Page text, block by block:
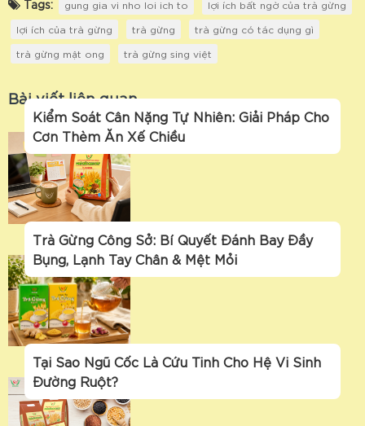
Tags: gung gia vi nho loi ich to
lợi ích bất ngờ của trà gừng
lợi ích của trà gừng
trà gừng
trà gừng có tác dụng gì
trà gừng mật ong
trà gừng sing việt
Bài viết liên quan
Kiểm Soát Cân Nặng Tự Nhiên: Giải Pháp Cho
Cơn Thèm Ăn Xế Chiều
Trà Gừng Công Sở: Bí Quyết Đánh Bay Đầy
Bụng, Lạnh Tay Chân & Mệt Mỏi
Tại Sao Ngũ Cốc Là Cứu Tinh Cho Hệ Vi Sinh
Đường Ruột?